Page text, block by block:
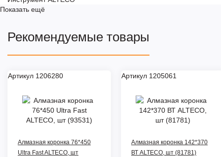
Показать ещё
Рекомендуемые товары
Артикул 1206280
Алмазная коронка 76*450
Ultra Fast ALTECO, шт
Артикул 1205061
Алмазная коронка 142*370
ВТ ALTECO, шт (81781)